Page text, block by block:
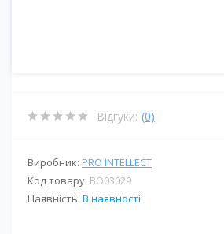
Відгуки: (0)
Виробник: PRO INTELLECT
Код товару: BО03029
Наявність: В наявності